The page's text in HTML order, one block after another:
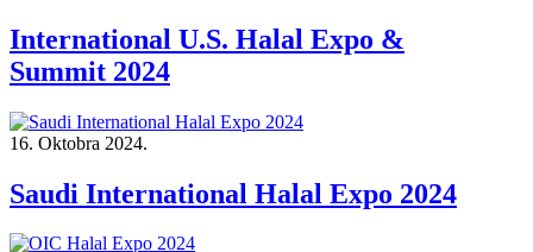
International U.S. Halal Expo &
Summit 2024
16. Oktobra 2024.
Saudi International Halal Expo 2024